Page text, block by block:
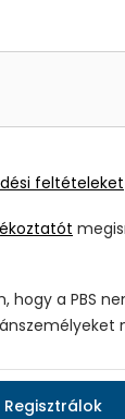
feltételeket
hogy a PBS